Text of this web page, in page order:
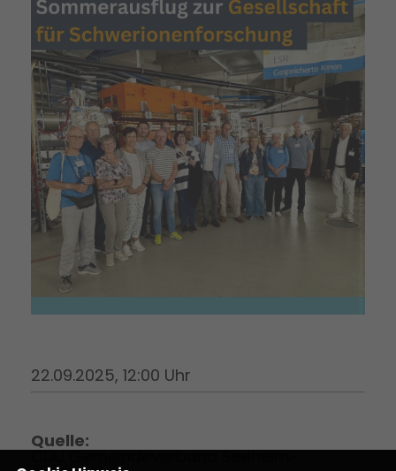
22.09.2025, 12:00 Uhr
Quelle:
CDU Gemeindeverband Seeheim-